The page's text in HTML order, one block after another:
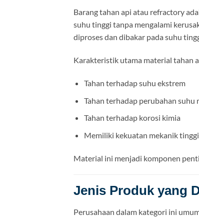
Barang tahan api atau refractory
suhu tinggi tanpa mengalami
diproses dan dibakar pada suhu
Karakteristik utama material tahan
Tahan terhadap suhu ekstrem
Tahan terhadap perubahan suhu
Tahan terhadap korosi kimia
Memiliki kekuatan mekanik tinggi
Material ini menjadi komponen
Jenis Produk yang
Perusahaan dalam kategori ini